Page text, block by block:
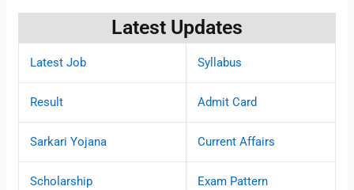
Latest Updates
Latest Job Syllabus
Result Admit Card
Sarkari Yojana Current Affairs
Scholarship Exam Pattern